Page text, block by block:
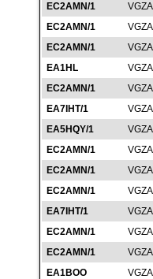
EC2AMN/1
EC2AMN/1
EC2AMN/1
EA1HL
EC2AMN/1
EA7IHT/1
EA5HQY/1
EC2AMN/1
EC2AMN/1
EC2AMN/1
EA7IHT/1
EC2AMN/1
EC2AMN/1
EA1BOO